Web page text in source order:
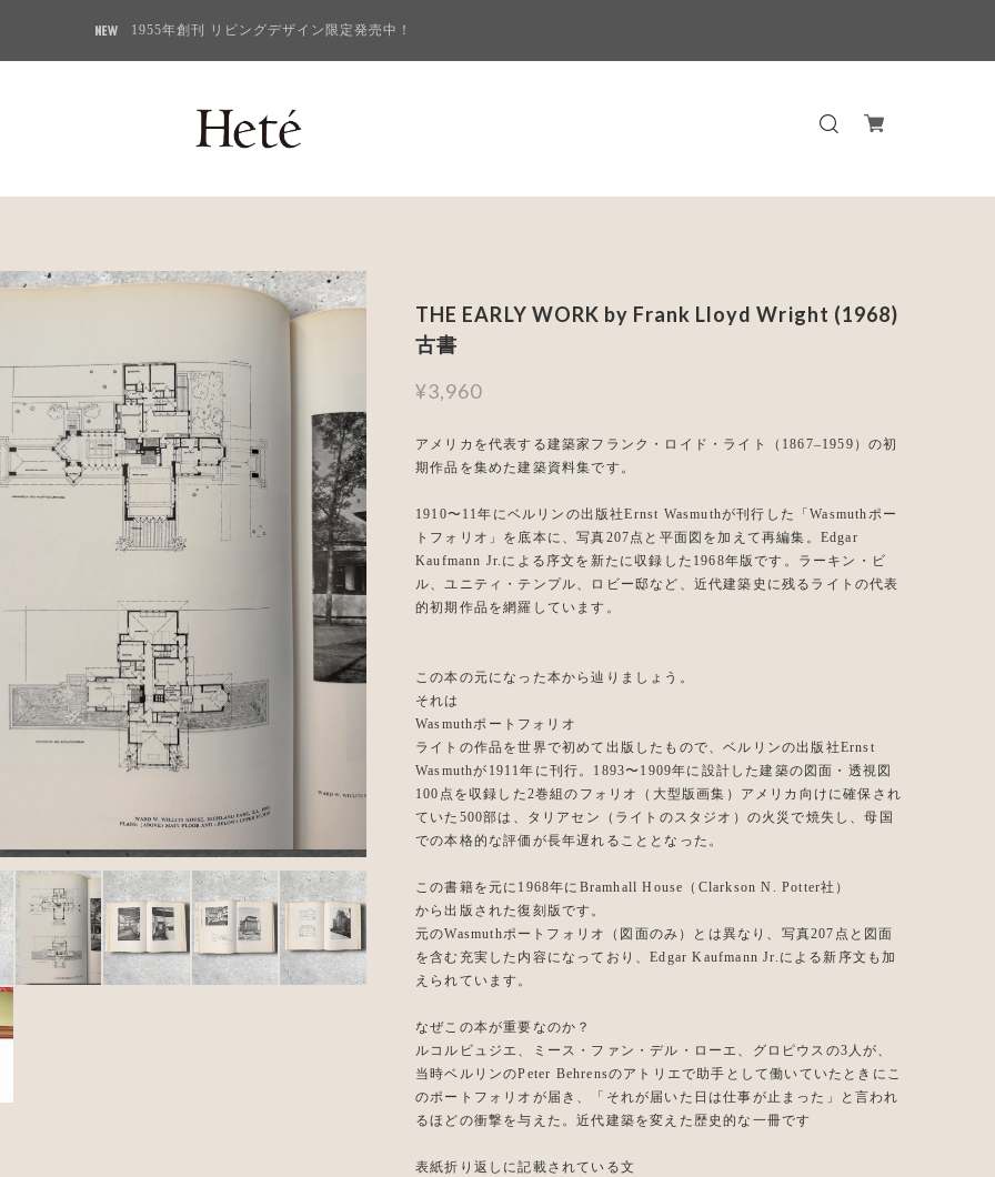
1955年創刊 リビングデザイン限定発売中！
THE EARLY WORK by Frank Lloyd Wright (1968)
古書
¥3,960
アメリカを代表する建築家フランク・ロイド・ライト（1867–1959）の初
期作品を集めた建築資料集です。
1910〜11年にベルリンの出版社Ernst Wasmuthが刊行した「Wasmuthポー
トフォリオ」を底本に、写真207点と平面図を加えて再編集。Edgar
Kaufmann Jr.による序文を新たに収録した1968年版です。ラーキン・ビ
ル、ユニティ・テンプル、ロビー邸など、近代建築史に残るライトの代表
的初期作品を網羅しています。
この本の元になった本から辿りましょう。
それは
Wasmuthポートフォリオ
ライトの作品を世界で初めて出版したもので、ベルリンの出版社Ernst
Wasmuthが1911年に刊行。1893〜1909年に設計した建築の図面・透視図
100点を収録した2巻組のフォリオ（大型版画集）アメリカ向けに確保され
ていた500部は、タリアセン（ライトのスタジオ）の火災で焼失し、母国
での本格的な評価が長年遅れることとなった。
この書籍を元に1968年にBramhall House（Clarkson N. Potter社）
から出版された復刻版です。
元のWasmuthポートフォリオ（図面のみ）とは異なり、写真207点と図面
を含む充実した内容になっており、Edgar Kaufmann Jr.による新序文も加
えられています。
なぜこの本が重要なのか？
ルコルビュジエ、ミース・ファン・デル・ローエ、グロピウスの3人が、
当時ベルリンのPeter Behrensのアトリエで助手として働いていたときにこ
のポートフォリオが届き、「それが届いた日は仕事が止まった」と言われ
るほどの衝撃を与えた。近代建築を変えた歴史的な一冊です
表紙折り返しに記載されている文